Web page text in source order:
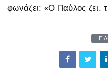
φωνάζει: «Ο Παύλος ζει,